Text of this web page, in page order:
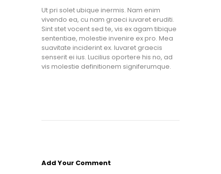
Ut pri solet ubique inermis. Nam enim
vivendo ea, cu nam graeci iuvaret eruditi.
Sint stet vocent sed te, vis ex agam tibique
sententiae, molestie invenire ex pro. Mea
suavitate inciderint ex. Iuvaret graecis
senserit ei ius. Lucilius oportere his no, ad
vis molestie definitionem signiferumque.
Add Your Comment